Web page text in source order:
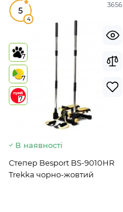
3656
5
4
7
7
7
В наявності
Степер Besport BS-9010HR
Trekka чорно-жовтий